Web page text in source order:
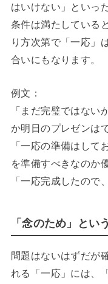
はいけない」といっ
条件は満たしている
り方次第で「一応」
合いにもなります。
例文：
「まだ完璧ではない
か明日のプレゼンは
「一応の準備はして
を準備すべきなのか
「一応完成したので
「念のため」とい
問題はないはずだが
れる「一応」には、